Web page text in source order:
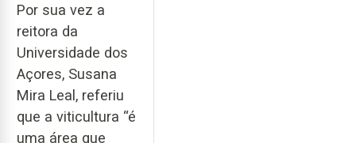
Por sua vez a
reitora da
Universidade dos
Açores, Susana
Mira Leal, referiu
que a viticultura “é
uma área que